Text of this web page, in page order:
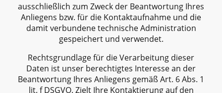
ausschließlich zum Zweck der Beantwortung Ihres
Anliegens bzw. für die Kontaktaufnahme und die
damit verbundene technische Administration
gespeichert und verwendet.
Rechtsgrundlage für die Verarbeitung dieser
Daten ist unser berechtigtes Interesse an der
Beantwortung Ihres Anliegens gemäß Art. 6 Abs. 1
lit. f DSGVO. Zielt Ihre Kontaktierung auf den